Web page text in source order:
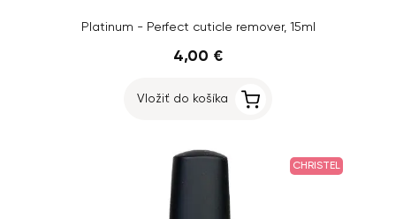
Platinum - Perfect cuticle remover, 15ml
4,00 €
Vložiť do košíka
CHRISTEL